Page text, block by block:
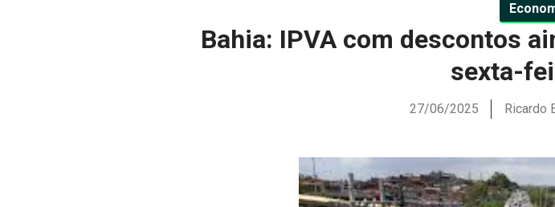
Bahia: IPVA com descontos
sexta-
27/06/2025 Ricardo